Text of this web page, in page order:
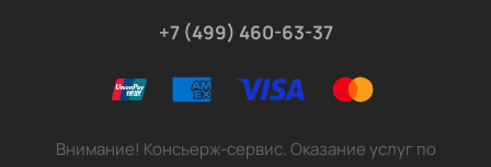
+7 (499) 460-63-37
Внимание! Консьерж-сервис. Оказание услуг по